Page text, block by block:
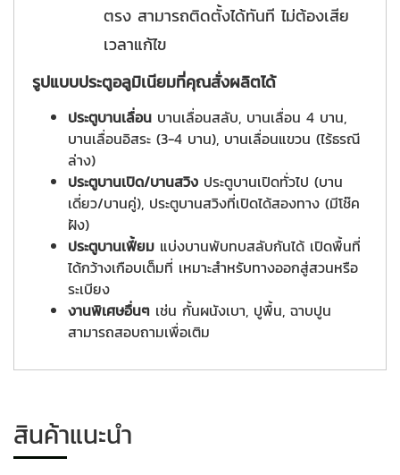
ตรง สามารถติดตั้งได้ทันที ไม่ต้องเสีย
เวลาแก้ไข
รูปแบบประตูอลูมิเนียมที่คุณสั่งผลิตได้
ประตูบานเลื่อน บานเลื่อนสลับ, บานเลื่อน 4 บาน,
บานเลื่อนอิสระ (3-4 บาน), บานเลื่อนแขวน (ไร้ธรณี
ล่าง)
ประตูบานเปิด/บานสวิง ประตูบานเปิดทั่วไป (บาน
เดี่ยว/บานคู่), ประตูบานสวิงที่เปิดได้สองทาง (มีโช๊ค
ฝัง)
ประตูบานเฟี้ยม แบ่งบานพับทบสลับกันได้ เปิดพื้นที่
ได้กว้างเกือบเต็มที่ เหมาะสำหรับทางออกสู่สวนหรือ
ระเบียง
งานพิเศษอื่นๆ เช่น กั้นผนังเบา, ปูพื้น, ฉาบปูน
สามารถสอบถามเพื่อเติม
สินค้าแนะนำ